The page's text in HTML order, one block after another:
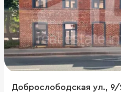
Доброслободская ул., 9/